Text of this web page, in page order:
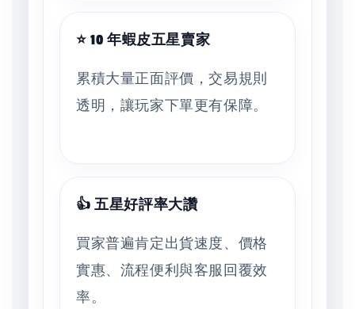
⭐ 10 年蝦皮五星賣家
累積大量正面評價，交易規則
透明，讓玩家下單更有保障。
👍 五星好評率大讚
買家普遍肯定出貨速度、價格
實惠、流程便利與客服回覆效
率。